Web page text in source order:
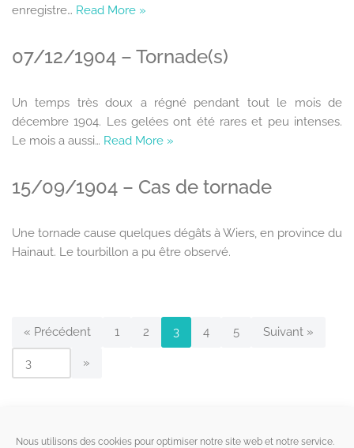
Nous utilisons des cookies pour optimiser notre site web et notre service.
enregistre… Read More »
07/12/1904 – Tornade(s)
Un temps très doux a régné pendant tout le mois de
décembre 1904. Les gelées ont été rares et peu intenses.
Le mois a aussi… Read More »
15/09/1904 – Cas de tornade
Une tornade cause quelques dégâts à Wiers, en province du
Hainaut. Le tourbillon a pu être observé.
« Précédent 1 2 3 4 5 Suivant »
Liens utiles